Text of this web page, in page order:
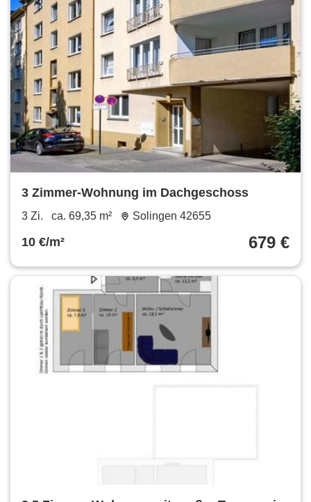
3 Zimmer-Wohnung im Dachgeschoss
3 Zi. ca. 69,35 m² Solingen 42655
10 €/m² 679 €